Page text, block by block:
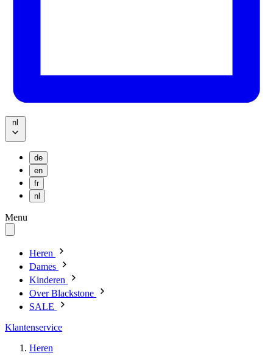
nl
de
en
fr
nl
Menu
Heren
Dames
Kinderen
Over Blackstone
SALE
Klantenservice
Heren